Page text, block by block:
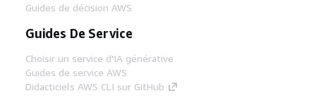
Guides de décision AWS
Guides De Service
Choisir un service d'IA générative
Guides de service AWS
Didacticiels AWS CLI sur GitHub